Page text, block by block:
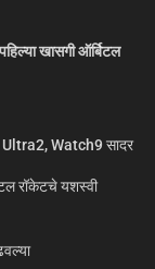
खासगी ऑर्बिटल
Watch9 सादर
रॉकेटचे यशस्वी